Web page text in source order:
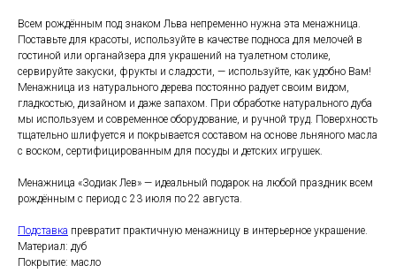
Всем рождённым под знаком Льва непременно нужна эта менажница.
Поставьте для красоты, используйте в качестве подноса для мелочей в
гостиной или органайзера для украшений на туалетном столике,
сервируйте закуски, фрукты и сладости, — используйте, как удобно Вам!
Менажница из натурального дерева постоянно радует своим видом,
гладкостью, дизайном и даже запахом. При обработке натурального дуба
мы используем и современное оборудование, и ручной труд. Поверхность
тщательно шлифуется и покрывается составом на основе льняного масла
с воском, сертифицированным для посуды и детских игрушек.
Менажница «Зодиак Лев» — идеальный подарок на любой праздник всем
рождённым с период с 23 июля по 22 августа.
Подставка превратит практичную менажницу в интерьерное украшение.
Материал: дуб
Покрытие: масло